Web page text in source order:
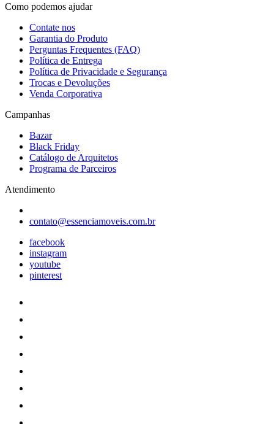
Como podemos ajudar
Contate nos
Garantia do Produto
Perguntas Frequentes (FAQ)
Política de Entrega
Política de Privacidade e Segurança
Trocas e Devoluções
Venda Corporativa
Campanhas
Bazar
Black Friday
Catálogo de Arquitetos
Programa de Parceiros
Atendimento
contato@essenciamoveis.com.br
facebook
instagram
youtube
pinterest